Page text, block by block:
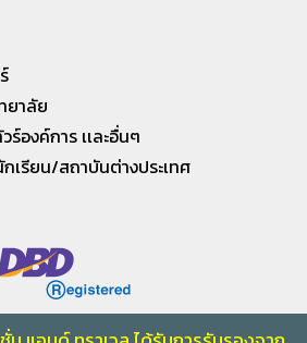
ยาลัย
ร์องค์การ เเละอื่นๆ
เรียน/สถาบันต่างประเทศ